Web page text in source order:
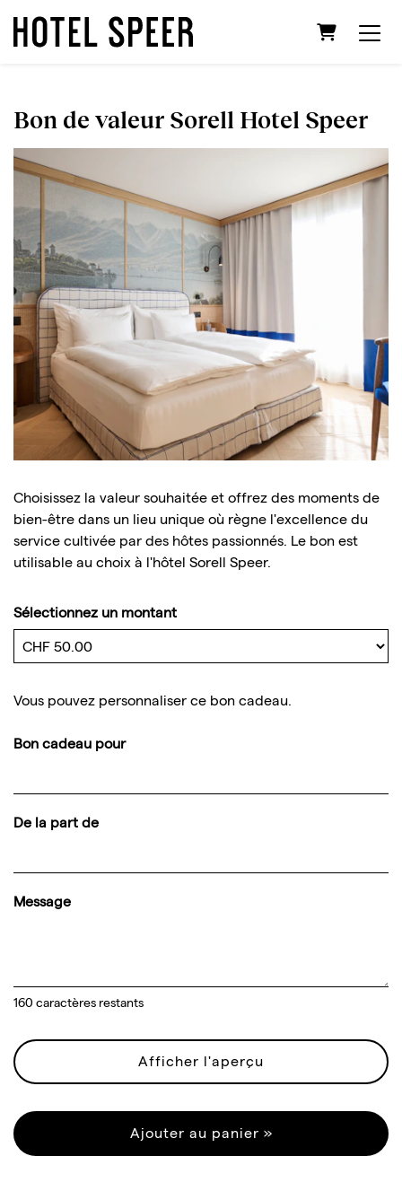
Panier
Bon de valeur Sorell Hotel Speer
Choisissez la valeur souhaitée et offrez des moments de
bien-être dans un lieu unique où règne l'excellence du
service cultivée par des hôtes passionnés. Le bon est
utilisable au choix à l'hôtel Sorell Speer.
Sélectionnez un montant
Vous pouvez personnaliser ce bon cadeau.
Bon cadeau pour
De la part de
Message
160 caractères restants
Afficher l'aperçu
Ajouter au panier »